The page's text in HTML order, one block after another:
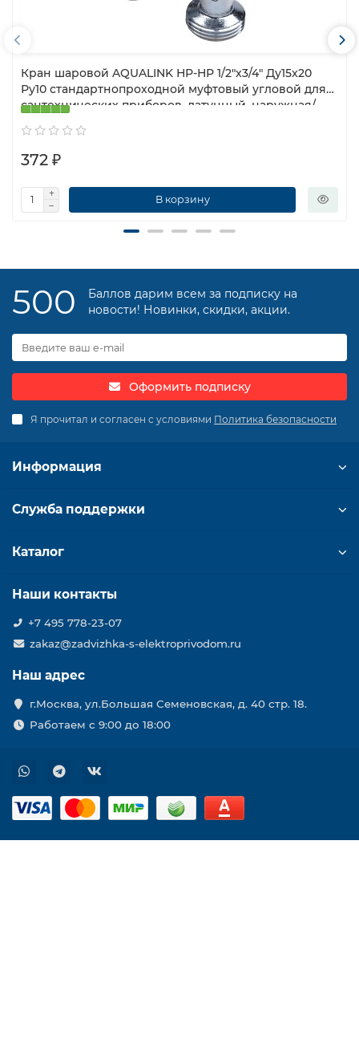
Кран шаровой AQUALINK НР-НР 1/2″х3/4″ Ду15x20
Ру10 стандартнопроходной муфтовый угловой для
сантехнических приборов, латунный, наружная/
372 ₽
В корзину
500
Баллов дарим всем за подписку на
новости! Новинки, скидки, акции.
Оформить подписку
Я прочитал и согласен с условиями Политика безопасности
Информация
Служба поддержки
Каталог
Наши контакты
+7 495 778-23-07
zakaz@zadvizhka-s-elektroprivodom.ru
Наш адрес
г.Москва, ул.Большая Семеновская, д. 40 стр. 18.
Работаем с 9:00 до 18:00